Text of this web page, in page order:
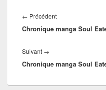
de
l’article
← PrécédentArticle
précédent :
Chronique manga Soul
Suivant →
suivant :
Chronique manga Soul